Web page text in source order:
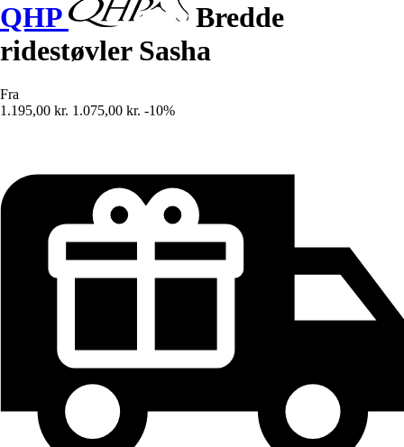
QHP
Bredde
ridestøvler Sasha
Fra
1.195,00 kr. 1.075,00 kr. -10%